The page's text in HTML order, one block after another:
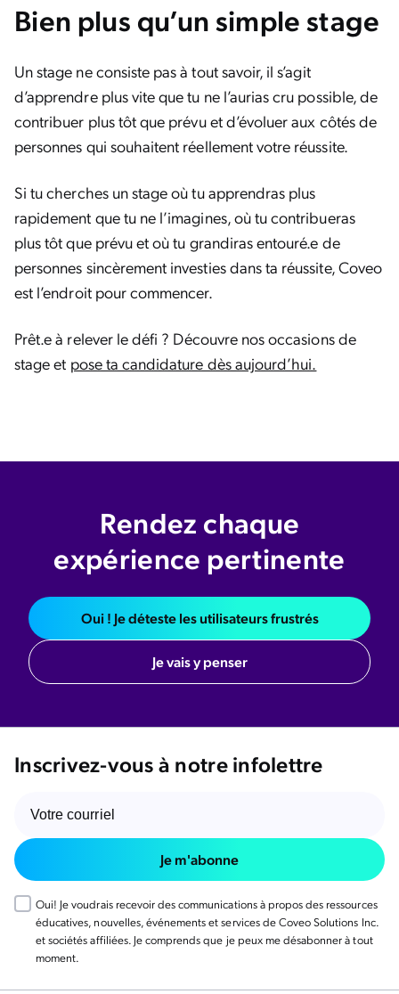
Bien plus qu’un simple stage
Un stage ne consiste pas à tout savoir, il s’agit
d’apprendre plus vite que tu ne l’aurias cru possible, de
contribuer plus tôt que prévu et d’évoluer aux côtés de
personnes qui souhaitent réellement votre réussite.
Si tu cherches un stage où tu apprendras plus
rapidement que tu ne l’imagines, où tu contribueras
plus tôt que prévu et où tu grandiras entouré.e de
personnes sincèrement investies dans ta réussite, Coveo
est l’endroit pour commencer.
Prêt.e à relever le défi ? Découvre nos occasions de
stage et pose ta candidature dès aujourd’hui.
Rendez chaque
expérience pertinente
Oui ! Je déteste les utilisateurs frustrés
Je vais y penser
Inscrivez-vous à notre infolettre
Je m'abonne
Oui! Je voudrais recevoir des communications à propos des ressources
éducatives, nouvelles, événements et services de Coveo Solutions Inc.
et sociétés affiliées. Je comprends que je peux me désabonner à tout
moment.